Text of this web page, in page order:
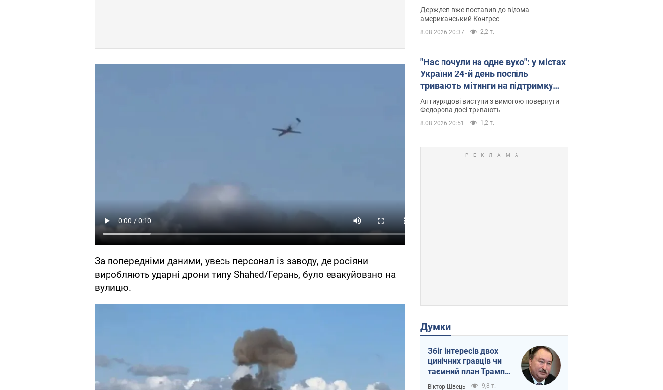
За попередніми даними, увесь персонал із заводу, де росіяни
виробляють ударні дрони типу Shahed/Герань, було евакуйовано на
вулицю.
оприлюднили список
Держдеп вже поставив до відома
американський Конгрес
8.08.2026 20:37 2,2 т.
"Нас почули на одне вухо": у містах
України 24-й день поспіль
тривають мітинги на підтримку
Федорова. Фото і відео
Антиурядові виступи з вимогою повернути
Федорова досі тривають
8.08.2026 20:51 1,2 т.
Думки
Збіг інтересів двох
цинічних гравців чи
таємний план Трампа
і Путіна?
Віктор Швець 9,8 т.